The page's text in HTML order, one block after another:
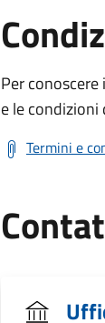
Per
e le condizioni
Termini e